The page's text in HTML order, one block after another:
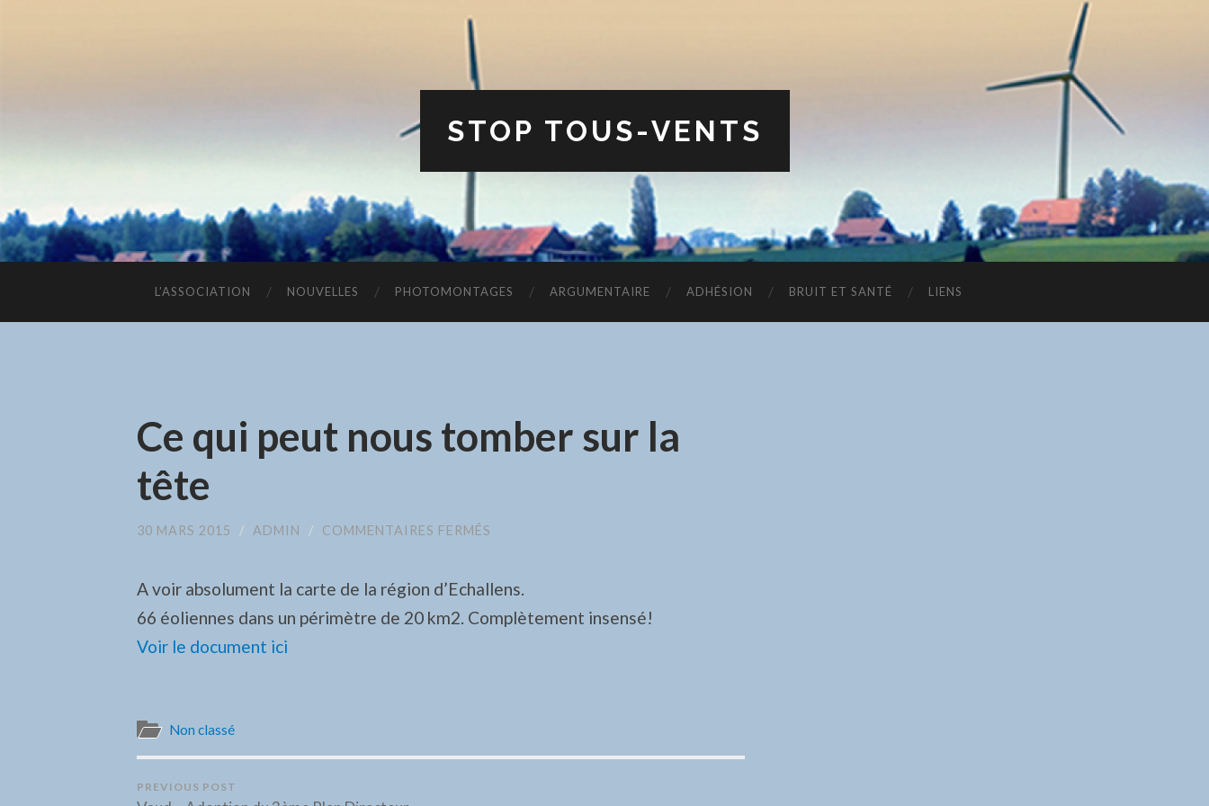
STOP TOUS-VENTS
L’ASSOCIATION NOUVELLES PHOTOMONTAGES ARGUMENTAIRE ADHÉSION BRUIT ET SANTÉ LIENS
Ce qui peut nous tomber sur la
tête
30 MARS 2015 / ADMIN / COMMENTAIRES FERMÉS
NOUS
SUR
A voir absolument la carte de la région d’Echallens.
66 éoliennes dans un périmètre de 20 km2. Complètement insensé!
Voir le document ici
Non classé
PREVIOUS POST